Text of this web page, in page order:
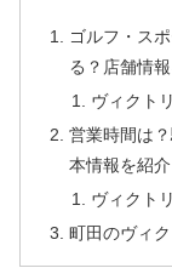
ゴルフ・ス
る？店舗情
ヴィクト
営業時間は
本情報を紹介
ヴィクト
町田のヴィ